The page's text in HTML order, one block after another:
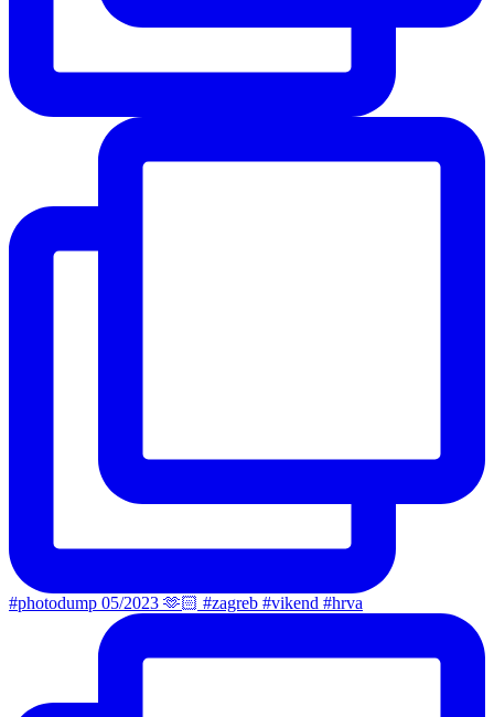
#photodump 05/2023 🫶🏻 #zagreb #vikend #hrva